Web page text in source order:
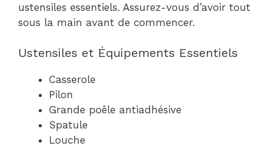
ustensiles essentiels. Assurez-vous d’avoir tout
sous la main avant de commencer.
Ustensiles et Équipements Essentiels
Casserole
Pilon
Grande poêle antiadhésive
Spatule
Louche